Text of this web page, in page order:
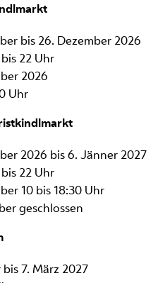
bis 26. Dezember 2026
22 Uhr
2026
Uhr
2026 bis 6. Jänner 2027
22 Uhr
10 bis 18:30 Uhr
geschlossen
7. März 2027